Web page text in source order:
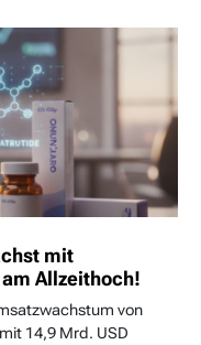
mit
Allzeithoch!
von
14,9 Mrd. USD